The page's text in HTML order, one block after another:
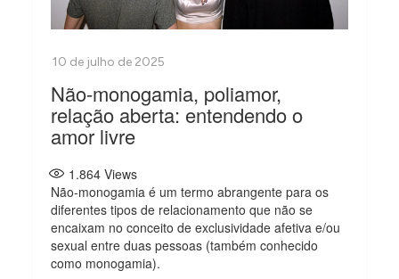
Não-monogamia, poliamor,
relação aberta: entendendo o
amor livre
1.864 Views
Não-monogamia é um termo abrangente para os
diferentes tipos de relacionamento que não se
encaixam no conceito de exclusividade afetiva e/ou
sexual entre duas pessoas (também conhecido
como monogamia).